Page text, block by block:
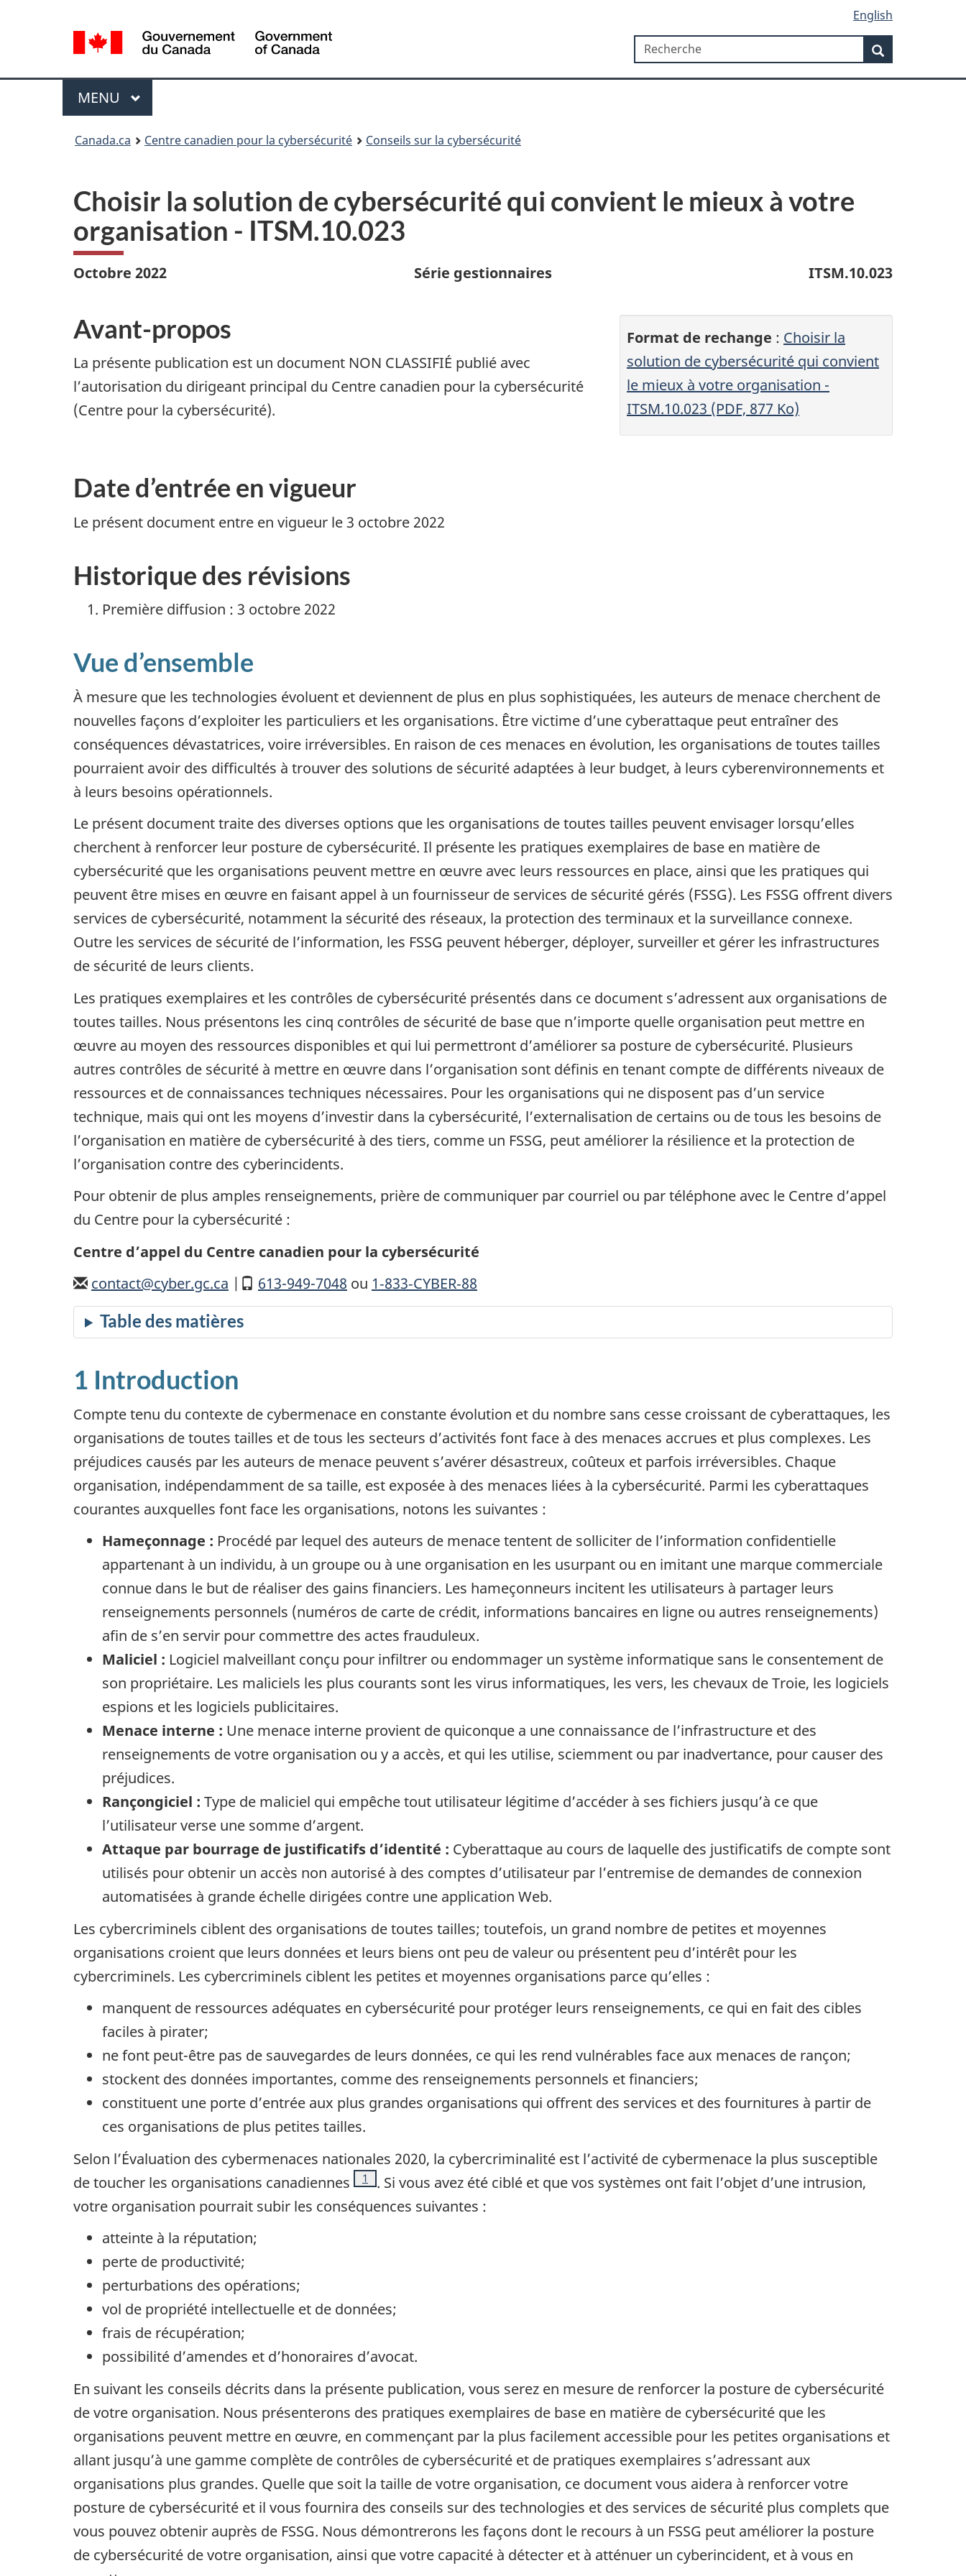
sujet
»
HTML
de
la
langue
English
Canada
Recherche
Recherche
Menu
MAIN
MENU
Canada.ca Centre canadien pour la cybersécurité Conseils sur la cybersécurité
Choisir la solution de cybersécurité qui convient le mieux à votre
organisation - ITSM.10.023
Octobre 2022 Série gestionnaires ITSM.10.023
Format de rechange : Choisir la
solution de cybersécurité qui convient
le mieux à votre organisation -
ITSM.10.023 (PDF, 877 Ko)
Avant-propos
La présente publication est un document NON CLASSIFIÉ publié avec
l’autorisation du dirigeant principal du Centre canadien pour la cybersécurité
(Centre pour la cybersécurité).
Date d’entrée en vigueur
Le présent document entre en vigueur le 3 octobre 2022
Historique des révisions
Première diffusion : 3 octobre 2022
Vue d’ensemble
À mesure que les technologies évoluent et deviennent de plus en plus sophistiquées, les auteurs de menace cherchent de
nouvelles façons d’exploiter les particuliers et les organisations. Être victime d’une cyberattaque peut entraîner des
conséquences dévastatrices, voire irréversibles. En raison de ces menaces en évolution, les organisations de toutes tailles
pourraient avoir des difficultés à trouver des solutions de sécurité adaptées à leur budget, à leurs cyberenvironnements et
à leurs besoins opérationnels.
Le présent document traite des diverses options que les organisations de toutes tailles peuvent envisager lorsqu’elles
cherchent à renforcer leur posture de cybersécurité. Il présente les pratiques exemplaires de base en matière de
cybersécurité que les organisations peuvent mettre en œuvre avec leurs ressources en place, ainsi que les pratiques qui
peuvent être mises en œuvre en faisant appel à un fournisseur de services de sécurité gérés (FSSG). Les FSSG offrent divers
services de cybersécurité, notamment la sécurité des réseaux, la protection des terminaux et la surveillance connexe.
Outre les services de sécurité de l’information, les FSSG peuvent héberger, déployer, surveiller et gérer les infrastructures
de sécurité de leurs clients.
Les pratiques exemplaires et les contrôles de cybersécurité présentés dans ce document s’adressent aux organisations de
toutes tailles. Nous présentons les cinq contrôles de sécurité de base que n’importe quelle organisation peut mettre en
œuvre au moyen des ressources disponibles et qui lui permettront d’améliorer sa posture de cybersécurité. Plusieurs
autres contrôles de sécurité à mettre en œuvre dans l’organisation sont définis en tenant compte de différents niveaux de
ressources et de connaissances techniques nécessaires. Pour les organisations qui ne disposent pas d’un service
technique, mais qui ont les moyens d’investir dans la cybersécurité, l’externalisation de certains ou de tous les besoins de
l’organisation en matière de cybersécurité à des tiers, comme un FSSG, peut améliorer la résilience et la protection de
l’organisation contre des cyberincidents.
Pour obtenir de plus amples renseignements, prière de communiquer par courriel ou par téléphone avec le Centre d’appel
du Centre pour la cybersécurité :
Centre d’appel du Centre canadien pour la cybersécurité
Courriel
contact@cyber.gc.ca | Mobile
613-949-7048 ou 1‑833‑CYBER‑88
1 Introduction
Compte tenu du contexte de cybermenace en constante évolution et du nombre sans cesse croissant de cyberattaques, les
organisations de toutes tailles et de tous les secteurs d’activités font face à des menaces accrues et plus complexes. Les
préjudices causés par les auteurs de menace peuvent s’avérer désastreux, coûteux et parfois irréversibles. Chaque
organisation, indépendamment de sa taille, est exposée à des menaces liées à la cybersécurité. Parmi les cyberattaques
courantes auxquelles font face les organisations, notons les suivantes :
Hameçonnage : Procédé par lequel des auteurs de menace tentent de solliciter de l’information confidentielle
appartenant à un individu, à un groupe ou à une organisation en les usurpant ou en imitant une marque commerciale
connue dans le but de réaliser des gains financiers. Les hameçonneurs incitent les utilisateurs à partager leurs
renseignements personnels (numéros de carte de crédit, informations bancaires en ligne ou autres renseignements)
afin de s’en servir pour commettre des actes frauduleux.
Maliciel : Logiciel malveillant conçu pour infiltrer ou endommager un système informatique sans le consentement de
son propriétaire. Les maliciels les plus courants sont les virus informatiques, les vers, les chevaux de Troie, les logiciels
espions et les logiciels publicitaires.
Menace interne : Une menace interne provient de quiconque a une connaissance de l’infrastructure et des
renseignements de votre organisation ou y a accès, et qui les utilise, sciemment ou par inadvertance, pour causer des
préjudices.
Rançongiciel : Type de maliciel qui empêche tout utilisateur légitime d’accéder à ses fichiers jusqu’à ce que
l’utilisateur verse une somme d’argent.
Attaque par bourrage de justificatifs d’identité : Cyberattaque au cours de laquelle des justificatifs de compte sont
utilisés pour obtenir un accès non autorisé à des comptes d’utilisateur par l’entremise de demandes de connexion
automatisées à grande échelle dirigées contre une application Web.
Les cybercriminels ciblent des organisations de toutes tailles; toutefois, un grand nombre de petites et moyennes
organisations croient que leurs données et leurs biens ont peu de valeur ou présentent peu d’intérêt pour les
cybercriminels. Les cybercriminels ciblent les petites et moyennes organisations parce qu’elles :
manquent de ressources adéquates en cybersécurité pour protéger leurs renseignements, ce qui en fait des cibles
faciles à pirater;
ne font peut-être pas de sauvegardes de leurs données, ce qui les rend vulnérables face aux menaces de rançon;
stockent des données importantes, comme des renseignements personnels et financiers;
constituent une porte d’entrée aux plus grandes organisations qui offrent des services et des fournitures à partir de
ces organisations de plus petites tailles.
Selon l’Évaluation des cybermenaces nationales 2020, la cybercriminalité est l’activité de cybermenace la plus susceptible
de toucher les organisations canadiennes
Note de bas de page
1
. Si vous avez été ciblé et que vos systèmes ont fait l’objet d’une intrusion,
votre organisation pourrait subir les conséquences suivantes :
atteinte à la réputation;
perte de productivité;
perturbations des opérations;
vol de propriété intellectuelle et de données;
frais de récupération;
possibilité d’amendes et d’honoraires d’avocat.
En suivant les conseils décrits dans la présente publication, vous serez en mesure de renforcer la posture de cybersécurité
de votre organisation. Nous présenterons des pratiques exemplaires de base en matière de cybersécurité que les
organisations peuvent mettre en œuvre, en commençant par la plus facilement accessible pour les petites organisations et
allant jusqu’à une gamme complète de contrôles de cybersécurité et de pratiques exemplaires s’adressant aux
organisations plus grandes. Quelle que soit la taille de votre organisation, ce document vous aidera à renforcer votre
posture de cybersécurité et il vous fournira des conseils sur des technologies et des services de sécurité plus complets que
vous pouvez obtenir auprès de FSSG. Nous démontrerons les façons dont le recours à un FSSG peut améliorer la posture
de cybersécurité de votre organisation, ainsi que votre capacité à détecter et à atténuer un cyberincident, et à vous en